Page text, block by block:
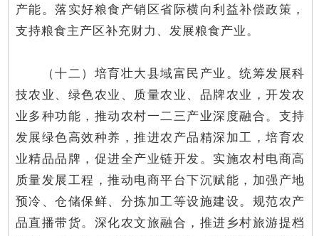
产能。落实好粮食产销区省际横向利益补偿政策，
支持粮食主产区补充财力、发展粮食产业。
（十二）培育壮大县域富民产业。统筹发展科
技农业、绿色农业、质量农业、品牌农业，开发农
业多种功能，推动农村一二三产业深度融合。支持
发展绿色高效种养，推进农产品精深加工，培育农
业精品品牌，促进全产业链开发。实施农村电商高
质量发展工程，推动电商平台下沉赋能，加强产地
预冷、仓储保鲜、分拣加工等设施建设。规范农产
品直播带货。深化农文旅融合，推进乡村旅游提档